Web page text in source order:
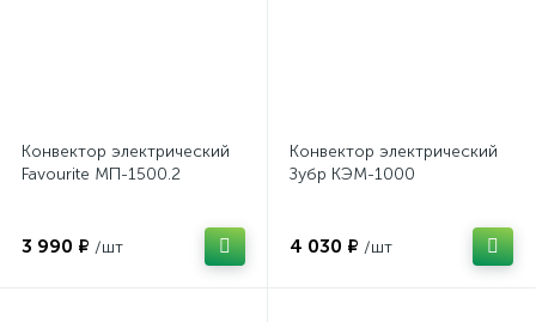
Конвектор электрический
Favourite МП-1500.2
3 990 ₽ /шт
Конвектор электрический
Зубр КЭМ-1000
4 030 ₽ /шт